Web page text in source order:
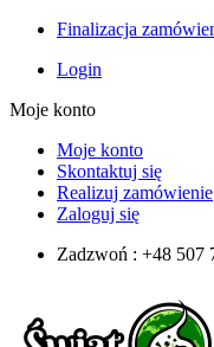
Finalizacja
Login
Moje konto
Moje konto
Skontaktuj się
Realizuj zamówienie
Zaloguj się
Zadzwoń : +48 507